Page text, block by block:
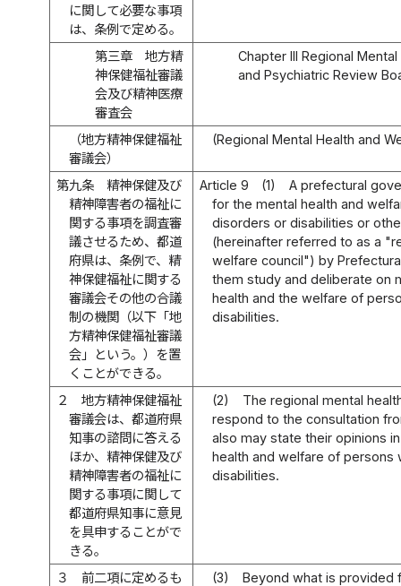
に関して必要な事項
は、条例で定める。
第三章 地方精
神保健福祉審議
会及び精神医療
審査会
Chapter III Regional
and Psychiatric Review
（地方精神保健福祉
審議会）
(Regional Mental Health and
第九条
精神保健及び
精神障害者の福祉に
関する事項を調査審
議させるため、都道
府県は、条例で、精
神保健福祉に関する
審議会その他の合議
制の機関（以下「地
方精神保健福祉審議
会」という。）を置
くことができる。
Article 9 (1)
A prefectural
for the mental health and
disorders or disabilities or
(hereinafter referred to as a
welfare council") by
them study and deliberate on
health and the welfare of
disabilities.
２
地方精神保健福祉
審議会は、都道府県
知事の諮問に答える
ほか、精神保健及び
精神障害者の福祉に
関する事項に関して
都道府県知事に意見
を具申することがで
きる。
(2)
The regional mental
respond to the consultation
also may state their opinions
health and welfare of persons
disabilities.
３ 前二項に定めるも (3) Beyond what is provided